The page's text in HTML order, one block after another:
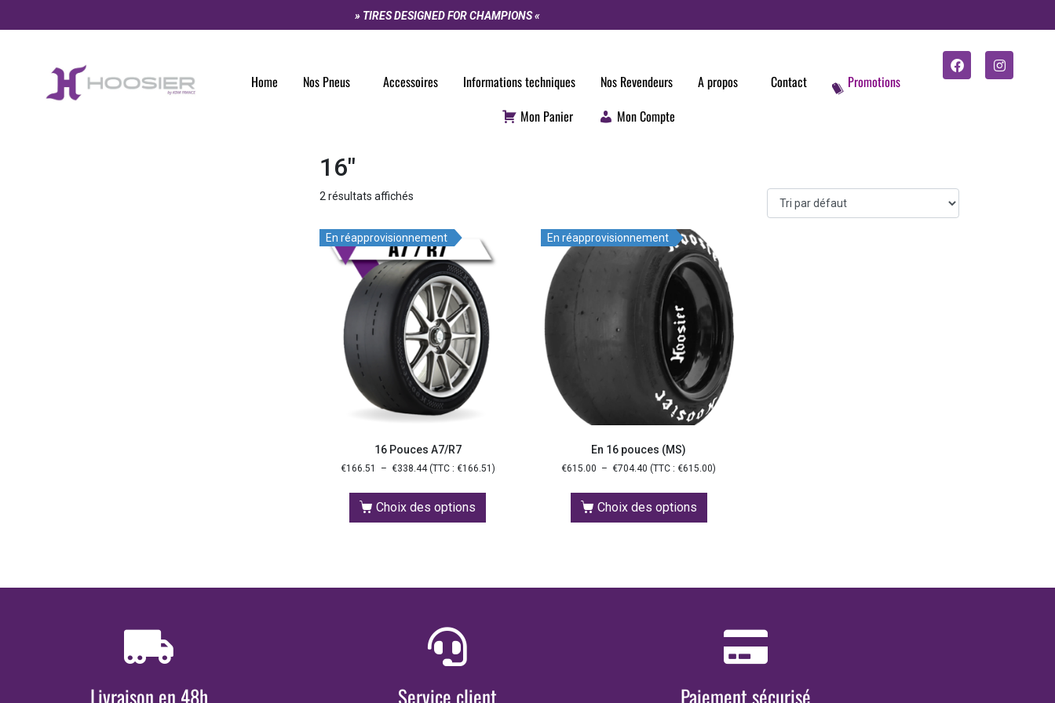
» TIRES DESIGNED FOR CHAMPIONS «
Home Nos Pneus Accessoires Informations techniques Nos Revendeurs A propos Contact
Promotions
Mon Panier
Mon Compte
16"
2 résultats affichés
En réapprovisionnement
16 Pouces A7/R7
€166.51 – €338.44(TTC : €166.51 )
Choix des options
En réapprovisionnement
En 16 pouces (MS)
€615.00 – €704.40 (TTC :€615.00)
Choix des options
Livraison en 48h Service client Paiement sécurisé